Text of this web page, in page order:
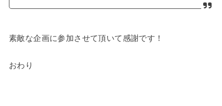
素敵な企画に参加させて頂いて感謝です！
おわり